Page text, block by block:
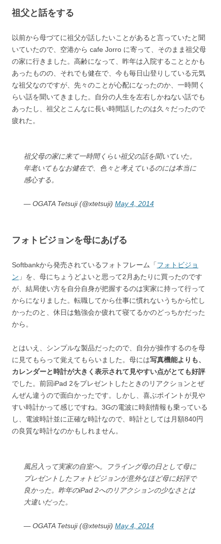
祖父と話をする
以前から母づてに祖父が話したいことがあると言っていたと聞
いていたので、空港から cafe Jorro に寄って、そのまま祖父母
の家に行きました。高齢になって、昨年は入院することとかも
あったものの、それでも健在で、今も毎日山登りしている元気
な祖父なのですが、先々のことが心配になったのか、一時間く
らい話を聞いてきました。自分の人生を左右しかねない話でも
あったし、祖父とこんなに長い時間話したのは久々だったので
疲れた。
祖父母の家に来て一時間くらい祖父の話を聞いていた。
年老いてもなお健在で、色々と考えているのには本当に
感心する。
— OGATA Tetsuji (@xtetsuji) May 4, 2014
フォトビジョンを母にあげる
Softbankから発売されているフォトフレーム「フォトビジョ
ン 」を、母にちょうどよいと思って2月あたりに買ったのです
が、結局使い方を自分自身が把握するのは実家に持って行って
からになりました。転職してから仕事に慣れないうちから忙し
かったのと、休日は勉強会か疲れて寝てるかのどっちかだった
から。
とはいえ、シンプルな製品だったので、自分が操作するのを母
に見てもらって覚えてもらいました。母には写真機能よりも、
カレンダーと時計が大きく表示されて見やすい点がとても好評
でした。前回iPad 2をプレゼントしたときのリアクションとぜ
んぜん違うので面白かったです。しかし、喜ぶポイントが見や
すい時計かって感じですね。3Gの電波に時刻情報も乗っている
し、電波時計並に正確な時計なので、時計としては月額840円
の良質な時計なのかもしれません。
風呂入って実家の自室へ。フライング母の日として母に
プレゼントしたフォトビジョンが意外なほど母に好評で
良かった。昨年のiPad 2へのリアクションの少なさとは
大違いだった。
— OGATA Tetsuji (@xtetsuji) May 4, 2014